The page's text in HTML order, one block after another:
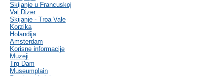
Skijanje u Francuskoj
Val Dizer
Skijanje - Troa Vale
Korzika
Holandija
Amsterdam
Korisne informacije
Muzeji
Trg Dam
Museumplain